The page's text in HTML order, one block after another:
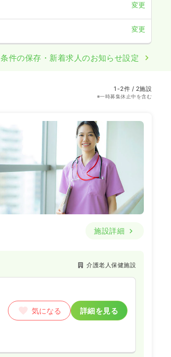
変更
変更
条件の保存・新着求人のお知らせ設定
1-2件 / 2施設
※一時募集休止中を含む
施設詳細
介護老人保健施設
気になる 詳細を見る